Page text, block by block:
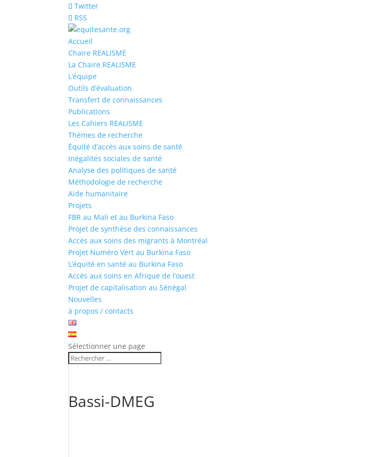
Twitter
RSS
Accueil
Chaire REALISME
La Chaire REALISME
L’équipe
Outils d’évaluation
Transfert de connaissances
Publications
Les Cahiers REALISME
Thèmes de recherche
Équité d’accès aux soins de santé
Inégalités sociales de santé
Analyse des politiques de santé
Méthodologie de recherche
Aide humanitaire
Projets
FBR au Mali et au Burkina Faso
Projet de synthèse des connaissances
Accès aux soins des migrants à Montréal
Projet Numéro Vert au Burkina Faso
L’équité en santé au Burkina Faso
Accès aux soins en Afrique de l’ouest
Projet de capitalisation au Sénégal
Nouvelles
à propos / contacts
Sélectionner une page
Bassi-DMEG